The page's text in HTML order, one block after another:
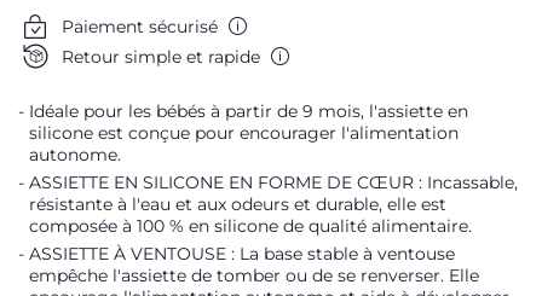
Paiement sécurisé
Retour simple et rapide
Idéale pour les bébés à partir de 9 mois, l'assiette en
silicone est conçue pour encourager l'alimentation
autonome.
ASSIETTE EN SILICONE EN FORME DE CŒUR : Incassable,
résistante à l'eau et aux odeurs et durable, elle est
composée à 100 % en silicone de qualité alimentaire.
ASSIETTE À VENTOUSE : La base stable à ventouse
empêche l'assiette de tomber ou de se renverser. Elle